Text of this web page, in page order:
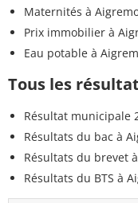
Maternités à
Prix immobilier à
Eau potable à
Tous les
Résultat municipale
Résultats du bac à
Résultats du brevet
Résultats du BTS à